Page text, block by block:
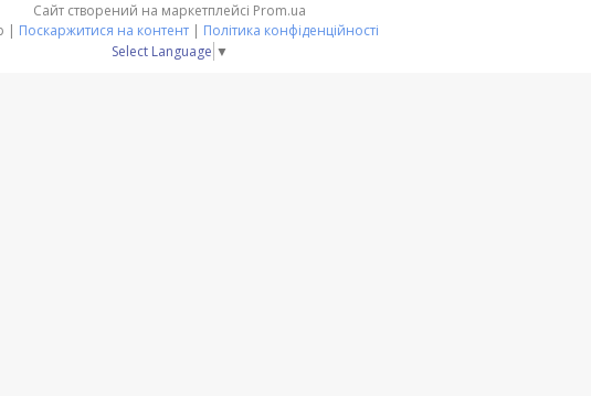
Сайт створений на маркетплейсі Prom.ua
Поскаржитися на контент
Політика конфіденційності
Select Language ▼